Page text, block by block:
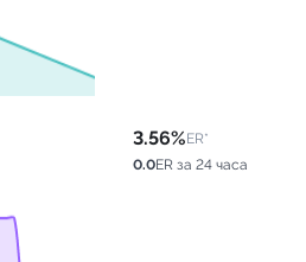
3.56%ER*
0.0ER за 24 часа